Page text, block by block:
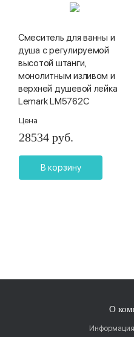
Смеситель для ванны и
душа с регулируемой
высотой штанги,
монолитным изливом и
верхней душевой лейка
Lemark LM5762C
Цена
28534 руб.
В корзину
О